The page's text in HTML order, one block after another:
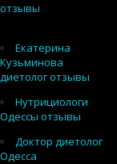
отзывы
Екатерина
Кузьминова
диетолог отзывы
Нутрициологи
Одессы отзывы
Доктор диетолог
Одесса